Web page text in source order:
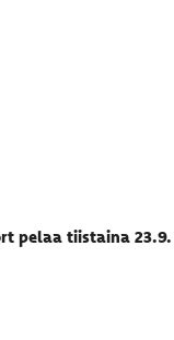
pelaa tiistaina